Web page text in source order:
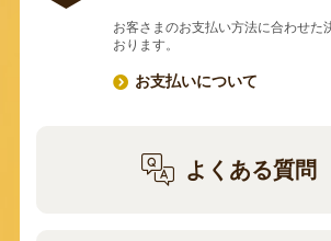
お客さまのお支払い方法に合わせた
おります。
お支払いについて
よくある質問